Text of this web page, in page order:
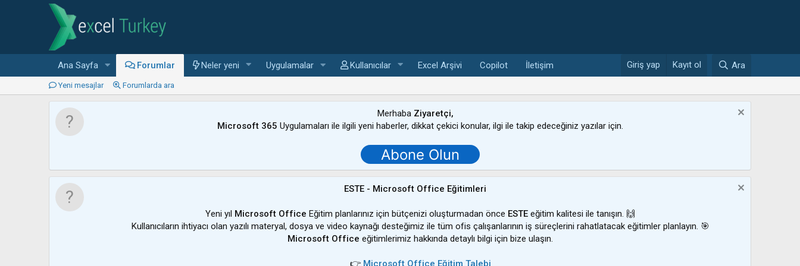
Ana Sayfa Forumlar Neler yeni Uygulamalar Kullanıcılar Excel Arşivi Copilot İletişim Giriş yap Kayıt ol Ara
Yeni mesajlar Forumlarda ara
Merhaba Ziyaretçi,
Microsoft 365 Uygulamaları ile ilgili yeni haberler, dikkat çekici konular, ilgi ile takip edeceğiniz yazılar için.
Abone Olun
ESTE - Microsoft Office Eğitimleri
Yeni yıl Microsoft Office Eğitim planlarınız için bütçenizi oluşturmadan önce ESTE eğitim kalitesi ile tanışın. 🙌
Kullanıcıların ihtiyacı olan yazılı materyal, dosya ve video kaynağı desteğimiz ile tüm ofis çalışanlarının iş süreçlerini rahatlatacak eğitimler planlayın. 🎯
Microsoft Office eğitimlerimiz hakkında detaylı bilgi için bize ulaşın.
👉 Microsoft Office Eğitim Talebi